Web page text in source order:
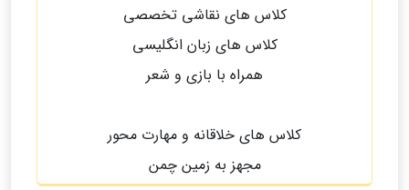
کلاس های نقاشی تخصصی
کلاس های زبان انگلیسی
همراه با بازی و شعر
کلاس های خلاقانه و مهارت محور
مجهز به زمین چمن